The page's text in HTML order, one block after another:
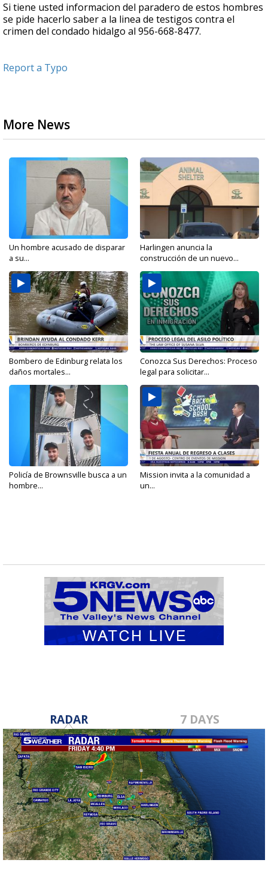
Si tiene usted informacion del paradero de estos hombres
se pide hacerlo saber a la linea de testigos contra el
crimen del condado hidalgo al 956-668-8477.
Report a Typo
More News
Un hombre acusado de disparar
a su...
Harlingen anuncia la
construcción de un nuevo...
Bombero de Edinburg relata los
daños mortales...
Conozca Sus Derechos: Proceso
legal para solicitar...
Policía de Brownsville busca a un
hombre...
Mission invita a la comunidad a
un...
RADAR 7 DAYS